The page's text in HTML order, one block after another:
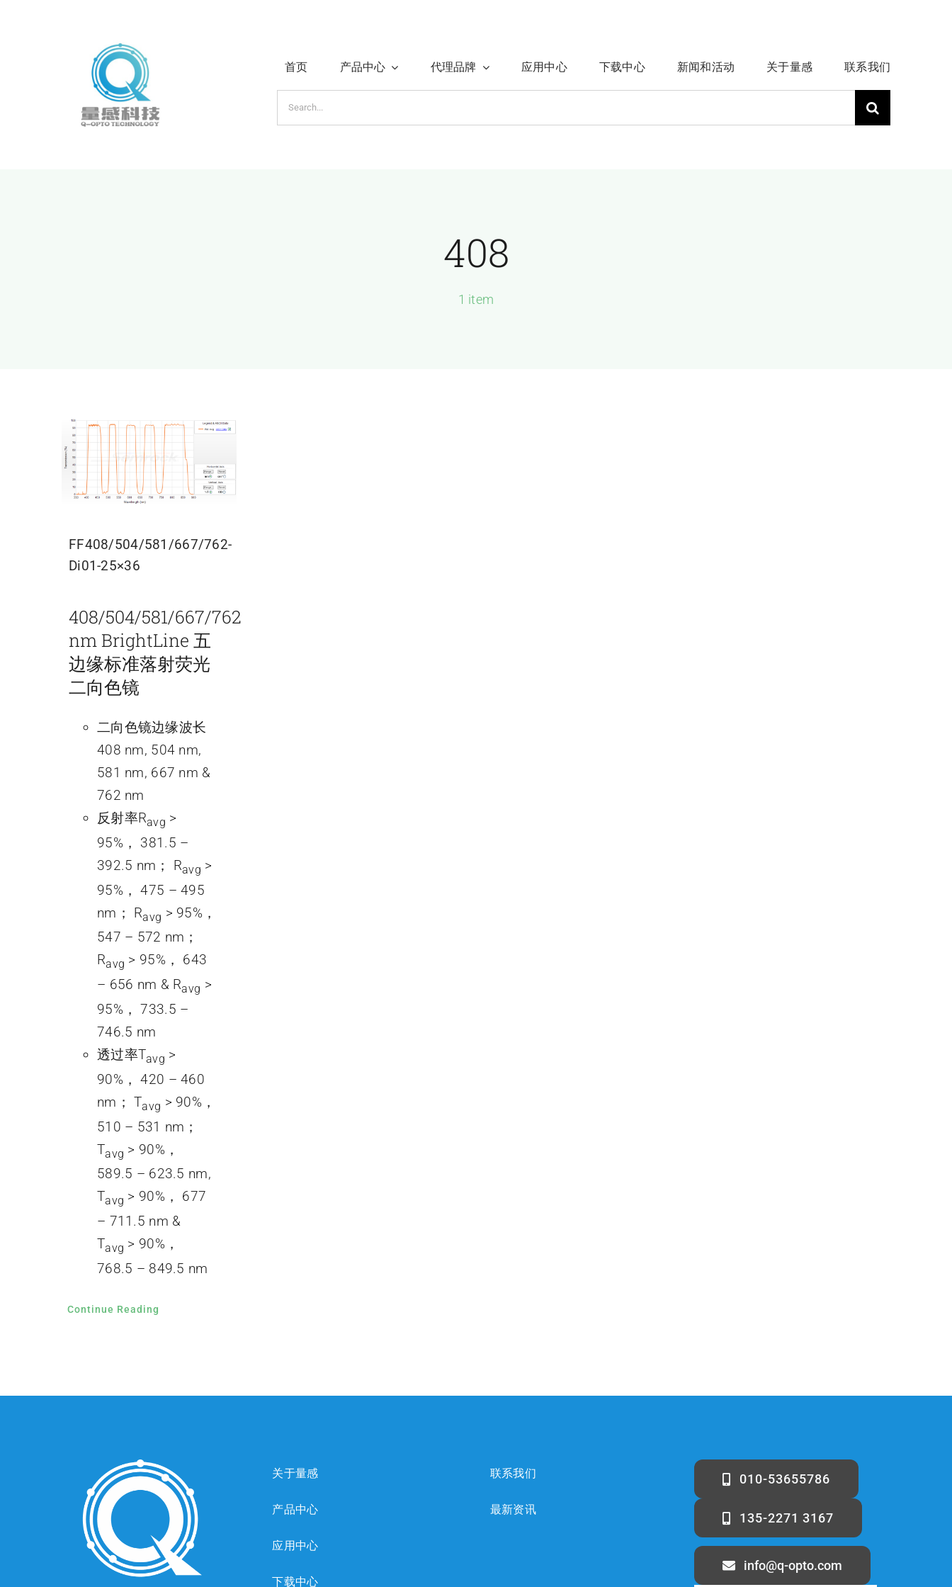
首页 产品中心 代理品牌 应用中心 下载中心 新闻和活动 关于量感 联系我们
索：
408
1 item
FF408/504/581/667/762-
Di01-25×36
408/504/581/667/762
nm BrightLine 五
边缘标准落射荧光
二向色镜
二向色镜边缘波长
408 nm, 504 nm,
581 nm, 667 nm &
762 nm
反射率Ravg >
95%， 381.5 –
392.5 nm； Ravg >
95%， 475 – 495
nm； Ravg > 95%，
547 – 572 nm；
Ravg > 95%， 643
– 656 nm & Ravg >
95%， 733.5 –
746.5 nm
透过率Tavg >
90%， 420 – 460
nm； Tavg > 90%，
510 – 531 nm；
Tavg > 90%，
589.5 – 623.5 nm,
Tavg > 90%， 677
– 711.5 nm &
Tavg > 90%，
768.5 – 849.5 nm
Continue Reading
关于量感
产品中心
应用中心
下载中心
联系我们
最新资讯
010-53655786
135-2271 3167
info@q-opto.com